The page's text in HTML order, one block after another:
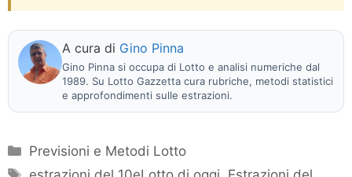
A cura di Gino Pinna
Gino Pinna si occupa di Lotto e analisi numeriche dal
1989. Su Lotto Gazzetta cura rubriche, metodi statistici
e approfondimenti sulle estrazioni.
Categorie
Previsioni e Metodi Lotto
Tag